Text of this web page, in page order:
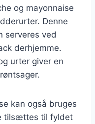
og mayonnaise
Denne
serveres ved
derhjemme.
urter giver en
kan også bruges
tilsættes til fyldet